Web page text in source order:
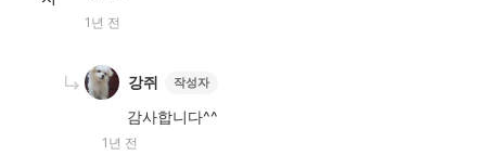
1년 전
강쥐 작성자
감사합니다^^
1년 전